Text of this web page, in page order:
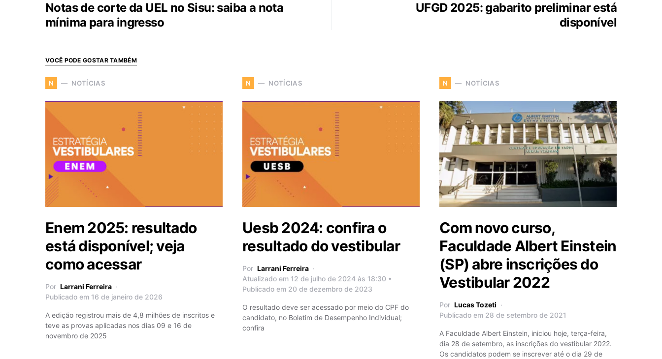
Notas de corte da UEL no Sisu: saiba a nota
mínima para ingresso
UFGD 2025: gabarito preliminar está
disponível
VOCÊ PODE GOSTAR TAMBÉM
N NOTÍCIAS
Enem 2025: resultado
está disponível; veja
como acessar
Por Larrani Ferreira
Publicado em 16 de janeiro de 2026
A edição registrou mais de 4,8 milhões de inscritos e
teve as provas aplicadas nos dias 09 e 16 de
novembro de 2025
N NOTÍCIAS
Uesb 2024: confira o
resultado do vestibular
Por Larrani Ferreira
Atualizado em 12 de julho de 2024 às 18:30 •
Publicado em 20 de dezembro de 2023
O resultado deve ser acessado por meio do CPF do
candidato, no Boletim de Desempenho Individual;
confira
N NOTÍCIAS
Com novo curso,
Faculdade Albert Einstein
(SP) abre inscrições do
Vestibular 2022
Por Lucas Tozeti
Publicado em 28 de setembro de 2021
A Faculdade Albert Einstein, iniciou hoje, terça-feira,
dia 28 de setembro, as inscrições do vestibular 2022.
Os candidatos podem se inscrever até o dia 29 de